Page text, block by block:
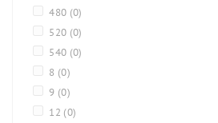
480 (0)
520 (0)
540 (0)
8 (0)
9 (0)
12 (0)